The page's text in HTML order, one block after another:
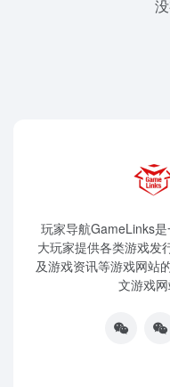
玩家导航GameLinks
大玩家提供各类游戏发
及游戏资讯等游戏网站
文游戏网